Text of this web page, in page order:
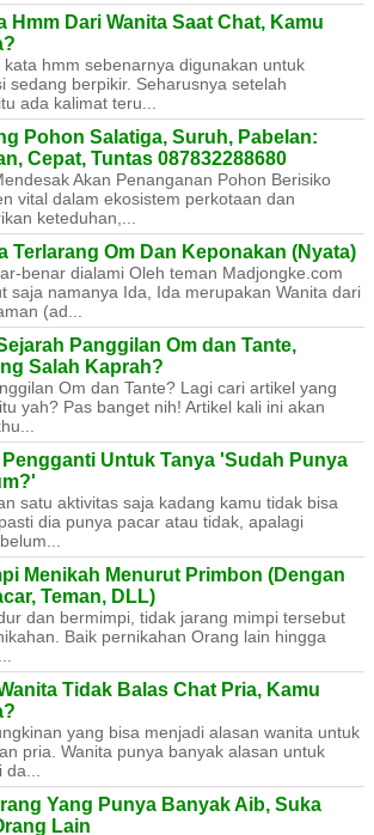
Hmm Dari Wanita Saat Chat, Kamu
kata hmm sebenarnya digunakan untuk
sedang berpikir. Seharusnya setelah
ada kalimat teru...
Pohon Salatiga, Suruh, Pabelan:
Cepat, Tuntas 087832288680
Akan Penanganan Pohon Berisiko
vital dalam ekosistem perkotaan dan
keteduhan,...
Terlarang Om Dan Keponakan (Nyata)
benar dialami Oleh teman Madjongke.com
saja namanya Ida, Ida merupakan Wanita dari
(ad...
Panggilan Om dan Tante,
Salah Kaprah?
Om dan Tante? Lagi cari artikel yang
yah? Pas banget nih! Artikel kali ini akan
Pengganti Untuk Tanya 'Sudah Punya
satu aktivitas saja kadang kamu tidak bisa
dia punya pacar atau tidak, apalagi
Menikah Menurut Primbon (Dengan
Teman, DLL)
dan bermimpi, tidak jarang mimpi tersebut
Baik pernikahan Orang lain hingga
Tidak Balas Chat Pria, Kamu
yang bisa menjadi alasan wanita untuk
pria. Wanita punya banyak alasan untuk
da...
Yang Punya Banyak Aib, Suka
Lain